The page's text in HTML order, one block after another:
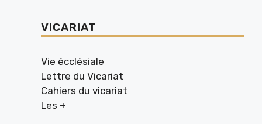
VICARIAT
Vie écclésiale
Lettre du Vicariat
Cahiers du vicariat
Les +